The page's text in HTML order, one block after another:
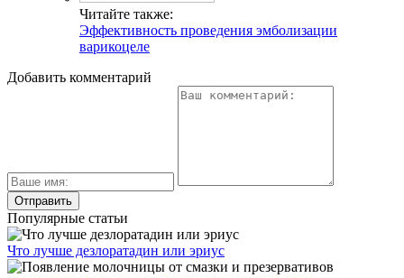
Читайте также:
Эффективность проведения эмболизации
варикоцеле
Добавить комментарий
Популярные статьи
Что лучше дезлоратадин или эриус